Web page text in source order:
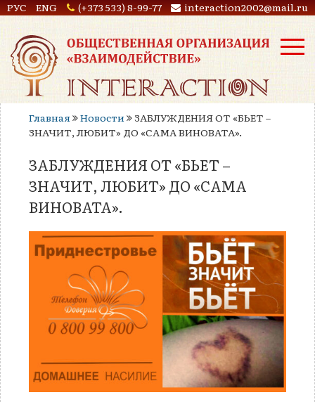
РУС ENG (+373 533) 8-99-77 interaction2002@mail.ru
Главная Новости
ЗАБЛУЖДЕНИЯ ОТ «БЬЕТ –
ЗНАЧИТ, ЛЮБИТ» ДО «САМА ВИНОВАТА».
ЗАБЛУЖДЕНИЯ ОТ «БЬЕТ –
ЗНАЧИТ, ЛЮБИТ» ДО «САМА
ВИНОВАТА».